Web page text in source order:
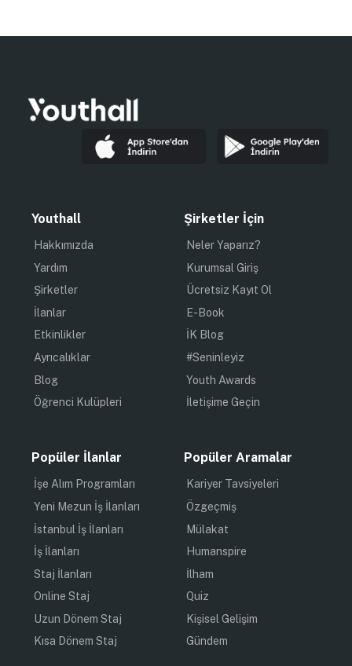
Youthall
Hakkımızda
Yardım
Şirketler
İlanlar
Etkinlikler
Ayrıcalıklar
Blog
Öğrenci Kulüpleri
Şirketler İçin
Neler Yaparız?
Kurumsal Giriş
Ücretsiz Kayıt Ol
E-Book
İK Blog
#Seninleyiz
Youth Awards
İletişime Geçin
Popüler İlanlar
İşe Alım Programları
Yeni Mezun İş İlanları
İstanbul İş İlanları
İş İlanları
Staj İlanları
Online Staj
Uzun Dönem Staj
Kısa Dönem Staj
Popüler Aramalar
Kariyer Tavsiyeleri
Özgeçmiş
Mülakat
Humanspire
İlham
Quiz
Kişisel Gelişim
Gündem